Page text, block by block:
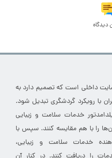
دیدگاه
داخلی است که تصمیم دارد به
با رویکرد گردشگری تبدیل شود.
یلدامدتور خدمات سلامت و زیبایی
را با هم مقایسه کنند. سپس با
خدمات سلامت و زیبایی،